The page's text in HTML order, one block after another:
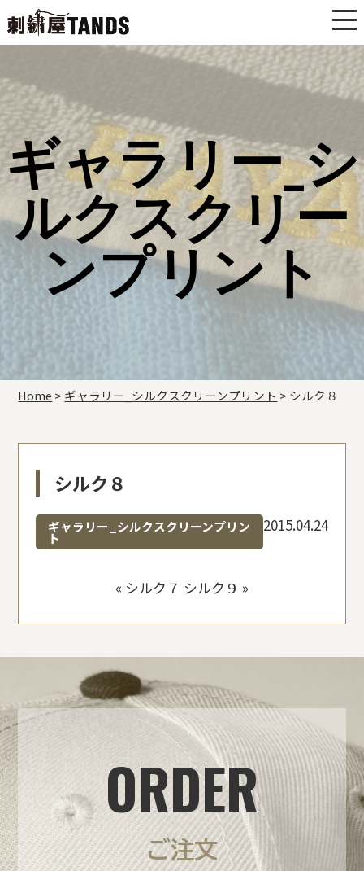
ギャラリー_シ
ルクスクリー
ンプリント
Home > ギャラリー_シルクスクリーンプリント > シルク８
シルク８
ギャラリー_シルクスクリーンプリン
ト
2015.04.24
« シルク７ シルク９ »
ORDER
ご注文